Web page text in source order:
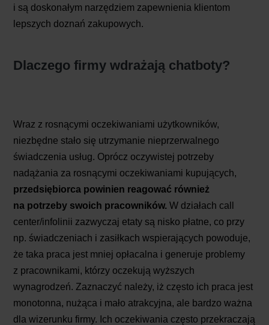
i są doskonałym narzędziem zapewnienia klientom
lepszych doznań zakupowych.
Dlaczego firmy wdrażają chatboty?
Wraz z rosnącymi oczekiwaniami użytkowników,
niezbędne stało się utrzymanie nieprzerwalnego
świadczenia usług. Oprócz oczywistej potrzeby
nadążania za rosnącymi oczekiwaniami kupujących,
przedsiębiorca powinien reagować również
na potrzeby swoich pracowników. W działach call
center/infolinii zazwyczaj etaty są nisko płatne, co przy
np. świadczeniach i zasiłkach wspierających powoduje,
że taka praca jest mniej opłacalna i generuje problemy
z pracownikami, którzy oczekują wyższych
wynagrodzeń. Zaznaczyć należy, iż często ich praca jest
monotonna, nużąca i mało atrakcyjna, ale bardzo ważna
dla wizerunku firmy. Ich oczekiwania często przekraczają